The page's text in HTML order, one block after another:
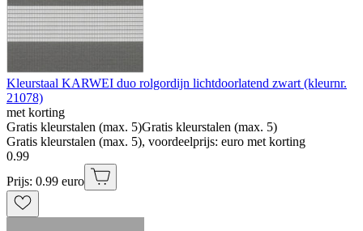
Kleurstaal KARWEI duo rolgordijn lichtdoorlatend zwart (kleurnr.
21078)
met korting
Gratis kleurstalen (max. 5)Gratis kleurstalen (max. 5)
Gratis kleurstalen (max. 5), voordeelprijs: euro met korting
0.99
Prijs: 0.99 euro